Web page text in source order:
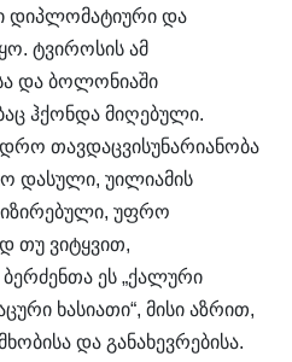
დიპლომატიური და
ტვიროსის ამ
და ბოლონიაში
ჰქონდა მიღებული.
თავდაცვისუნარიანობა
დასული, უილიამის
უფრო
თუ ვიტყვით,
ეს „ქალური
ხასიათი“, მისი აზრით,
და განახევრებისა.